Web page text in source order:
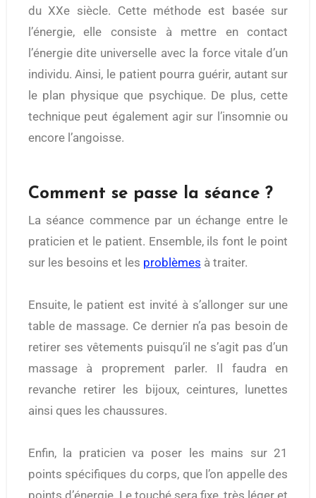
du XXe siècle. Cette méthode est basée sur
l’énergie, elle consiste à mettre en contact
l’énergie dite universelle avec la force vitale d’un
individu. Ainsi, le patient pourra guérir, autant sur
le plan physique que psychique. De plus, cette
technique peut également agir sur l’insomnie ou
encore l’angoisse.
Comment se passe la séance ?
La séance commence par un échange entre le
praticien et le patient. Ensemble, ils font le point
sur les besoins et les problèmes à traiter.
Ensuite, le patient est invité à s’allonger sur une
table de massage. Ce dernier n’a pas besoin de
retirer ses vêtements puisqu’il ne s’agit pas d’un
massage à proprement parler. Il faudra en
revanche retirer les bijoux, ceintures, lunettes
ainsi ques les chaussures.
Enfin, la praticien va poser les mains sur 21
points spécifiques du corps, que l’on appelle des